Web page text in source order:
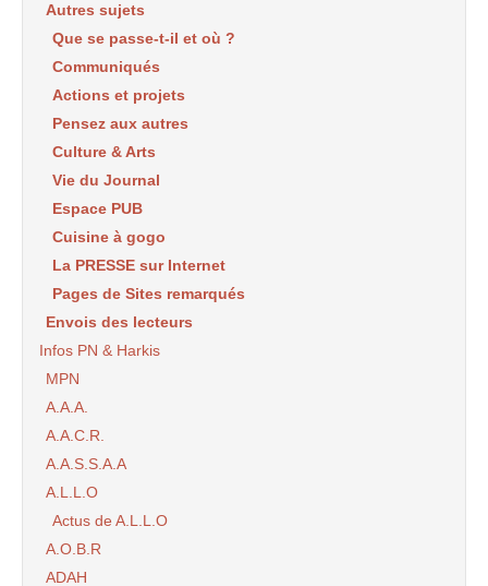
Autres sujets
Que se passe-t-il et où ?
Communiqués
Actions et projets
Pensez aux autres
Culture & Arts
Vie du Journal
Espace PUB
Cuisine à gogo
La PRESSE sur Internet
Pages de Sites remarqués
Envois des lecteurs
Infos PN & Harkis
MPN
A.A.A.
A.A.C.R.
A.A.S.S.A.A
A.L.L.O
Actus de A.L.L.O
A.O.B.R
ADAH